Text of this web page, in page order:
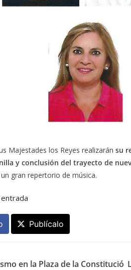
Majestades los Reyes realizarán su
y conclusión del trayecto de
gran repertorio de música.
Publícalo
en la Plaza de la Constitució